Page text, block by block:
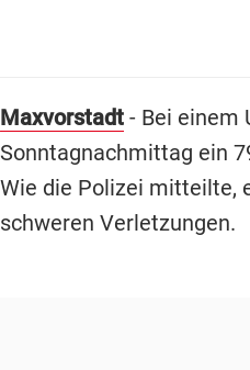
Maxvorstadt- Bei einem
Sonntagnachmittag ein
Wie die Polizei mitteilte,
schweren Verletzungen.